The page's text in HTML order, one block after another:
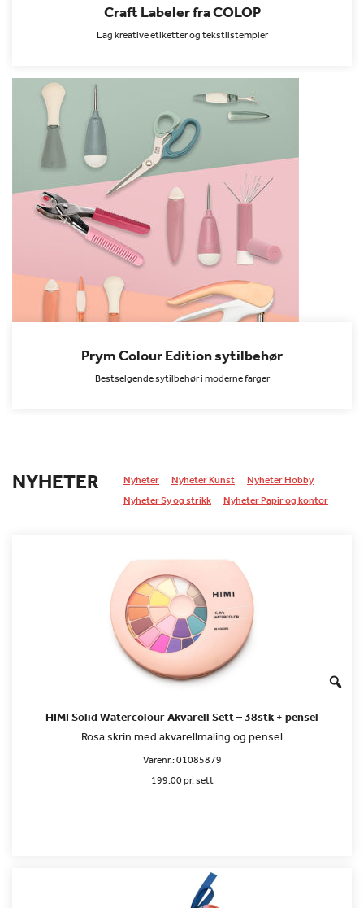
Craft Labeler fra COLOP
Lag kreative etiketter og tekstilstempler
Prym Colour Edition sytilbehør
Bestselgende sytilbehør i moderne farger
NYHETER Nyheter Nyheter Kunst
Nyheter Hobby
Nyheter Sy og strikk
Nyheter Papir og kontor
HIMI Solid Watercolour Akvarell Sett – 38stk + pensel
Rosa skrin med akvarellmaling og pensel
Varenr.:01085879
199.00 pr. sett